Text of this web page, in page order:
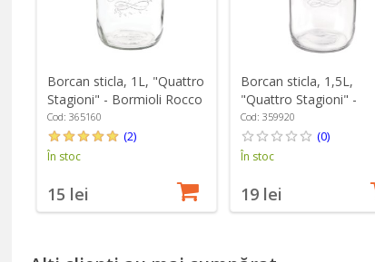
Borcan sticla, 1L, "Quattro
Stagioni" - Bormioli Rocco
Cod: 365160
(2)
În stoc
15 lei
Borcan sticla, 1,5L,
"Quattro Stagioni" -
Bormioli Rocco
Cod: 359920
(0)
În stoc
19 lei